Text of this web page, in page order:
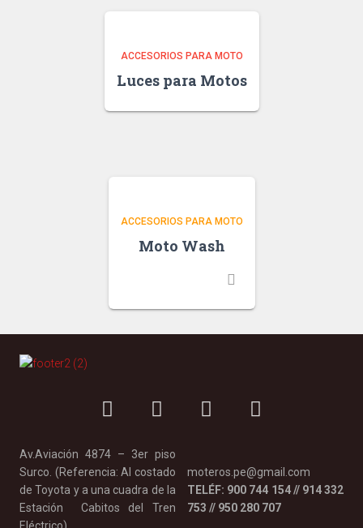
ACCESORIOS PARA MOTO
Luces para Motos
ACCESORIOS PARA MOTO
Moto Wash
Av.Aviación 4874 – 3er piso
Surco. (Referencia: Al costado
de Toyota y a una cuadra de la
Estación Cabitos del Tren
moteros.pe@gmail.com
TELÉF: 900 744 154 // 914 332
753 // 950 280 707